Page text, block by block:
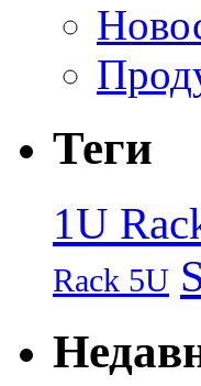
Теги
1U
Rack 5U